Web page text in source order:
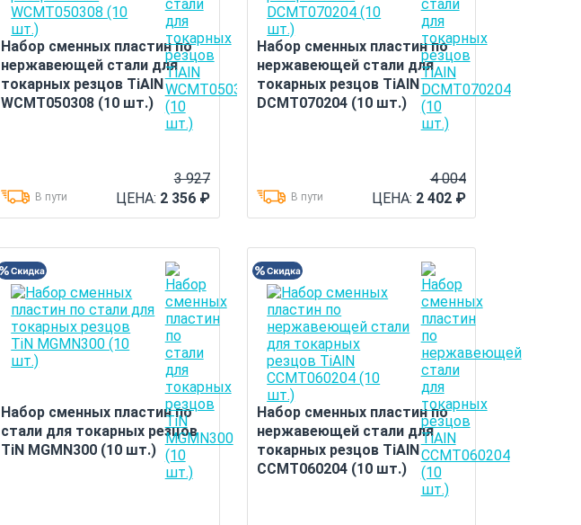
Набор сменных пластин по
нержавеющей стали для
токарных резцов TiAlN
WCMT050308 (10 шт.)
В пути ЦЕНА: 2 356 ₽
3 927
Набор сменных пластин по
нержавеющей стали для
токарных резцов TiAlN
DCMT070204 (10 шт.)
В пути ЦЕНА: 2 402 ₽
4 004
Набор сменных пластин по
стали для токарных резцов
TiN MGMN300 (10 шт.)
Набор сменных пластин по
нержавеющей стали для
токарных резцов TiAlN
CCMT060204 (10 шт.)